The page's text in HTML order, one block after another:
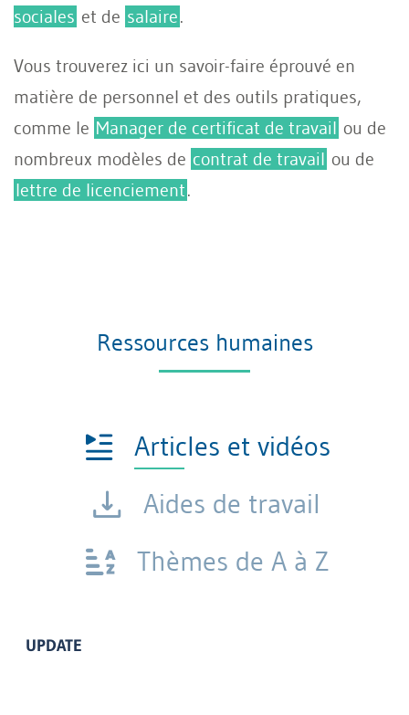
sociales et de salaire.
Vous trouverez ici un savoir-faire éprouvé en
matière de personnel et des outils pratiques,
comme le Manager de certificat de travail ou de
nombreux modèles de contrat de travail ou de
lettre de licenciement.
Ressources humaines
Articles et vidéos
Aides de travail
Thèmes de A à Z
UPDATE